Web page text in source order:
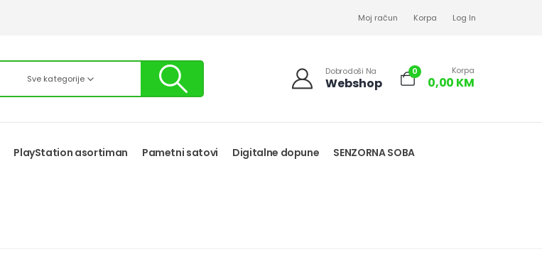
Moj račun Korpa Log In
Sve kategorije
Dobrodoši Na
Webshop
0 Korpa
0,00 KM
PlayStation asortiman Pametni satovi Digitalne dopune SENZORNA SOBA